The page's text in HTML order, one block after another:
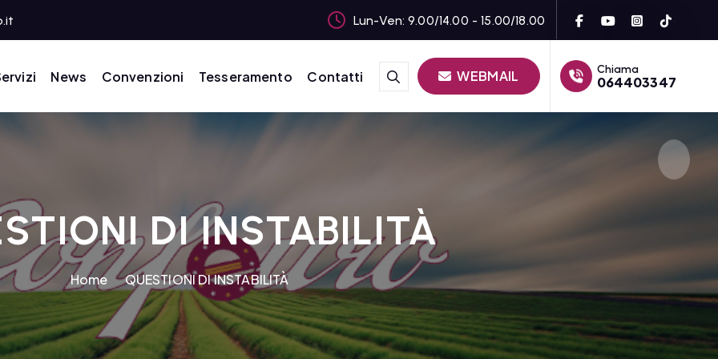
Lun-Ven: 9.00/14.00 - 15.00/18.00
News Convenzioni Tesseramento Contatti WEBMAIL Chiama
064403347
DI INSTABILITÀ
Home QUESTIONI DI INSTABILITÀ